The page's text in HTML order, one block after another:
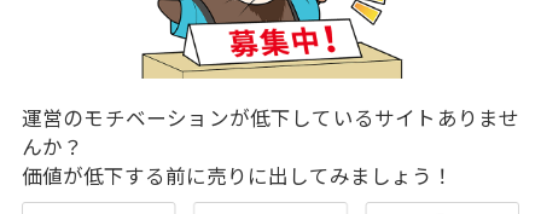
運営のモチベーションが低下しているサイトありませ
んか？
価値が低下する前に売りに出してみましょう！